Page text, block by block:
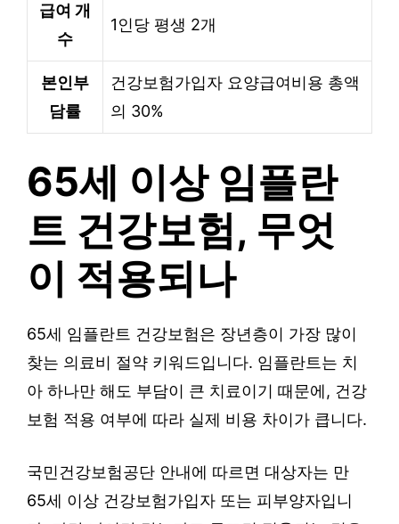
급여 개
수
1인당 평생 2개
본인부
담률
건강보험가입자 요양급여비용 총액
의 30%
65세 이상 임플란
트 건강보험, 무엇
이 적용되나
65세 임플란트 건강보험은 장년층이 가장 많이
찾는 의료비 절약 키워드입니다. 임플란트는 치
아 하나만 해도 부담이 큰 치료이기 때문에, 건강
보험 적용 여부에 따라 실제 비용 차이가 큽니다.
국민건강보험공단 안내에 따르면 대상자는 만
65세 이상 건강보험가입자 또는 피부양자입니